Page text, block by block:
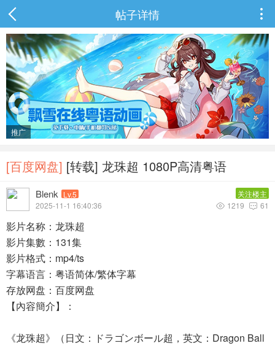
帖子详情 
推广
[百度网盘] [转载] 龙珠超 1080P高清粤语
Blenk Lv.5
关注楼主
2025-11-1 16:40:36
 61
 1219
影片名称：龙珠超
影片集數：131集
影片格式：mp4/ts
字幕语言：粤语简体/繁体字幕
存放网盘：百度网盘
【內容簡介】：
《龙珠超》（日文：ドラゴンボール超，英文：Dragon Ball